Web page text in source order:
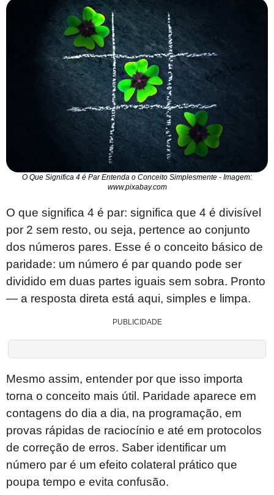
O Que Significa 4 é Par Entenda o Conceito Simplesmente - Imagem:
www.pixabay.com
O que significa 4 é par: significa que 4 é divisível
por 2 sem resto, ou seja, pertence ao conjunto
dos números pares. Esse é o conceito básico de
paridade: um número é par quando pode ser
dividido em duas partes iguais sem sobra. Pronto
— a resposta direta está aqui, simples e limpa.
PUBLICIDADE
Mesmo assim, entender por que isso importa
torna o conceito mais útil. Paridade aparece em
contagens do dia a dia, na programação, em
provas rápidas de raciocínio e até em protocolos
de correção de erros. Saber identificar um
número par é um efeito colateral prático que
poupa tempo e evita confusão.